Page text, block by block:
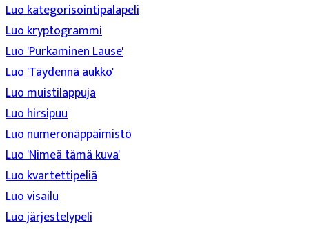
Luo kategorisointipalapeli
Luo kryptogrammi
Luo 'Purkaminen Lause'
Luo 'Täydennä aukko'
Luo muistilappuja
Luo hirsipuu
Luo numeronäppäimistö
Luo 'Nimeä tämä kuva'
Luo kvartettipeliä
Luo visailu
Luo järjestelypeli